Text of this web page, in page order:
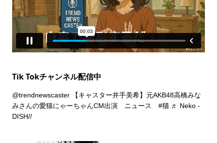
Tik Tokチャンネル配信中
@trendnewscaster【キャスター井手美希】元AKB48高橋みな
みさんの愛猫にゃーちゃんCM出演 ニュース #猫 ♬ Neko -
DISH//